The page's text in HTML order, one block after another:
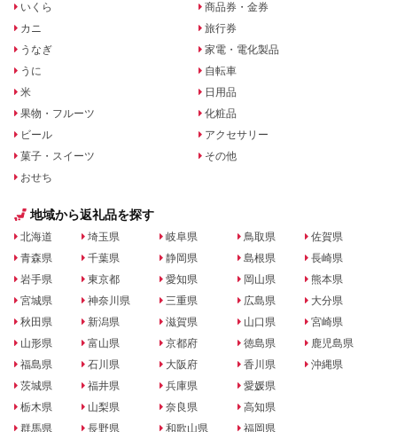
いくら
カニ
うなぎ
うに
米
果物・フルーツ
ビール
菓子・スイーツ
おせち
商品券・金券
旅行券
家電・電化製品
自転車
日用品
化粧品
アクセサリー
その他
地域から返礼品を探す
北海道
青森県
岩手県
宮城県
秋田県
山形県
福島県
茨城県
栃木県
群馬県
埼玉県
千葉県
東京都
神奈川県
新潟県
富山県
石川県
福井県
山梨県
長野県
岐阜県
静岡県
愛知県
三重県
滋賀県
京都府
大阪府
兵庫県
奈良県
和歌山県
鳥取県
島根県
岡山県
広島県
山口県
徳島県
香川県
愛媛県
高知県
福岡県
佐賀県
長崎県
熊本県
大分県
宮崎県
鹿児島県
沖縄県